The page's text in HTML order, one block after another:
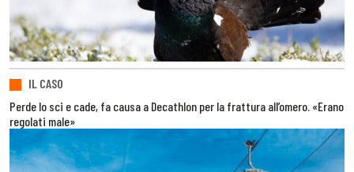
IL CASO
Perde lo sci e cade, fa causa a Decathlon per la frattura all’omero. «Erano
regolati male»